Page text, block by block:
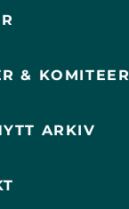
& KOMITEER
ARKIV